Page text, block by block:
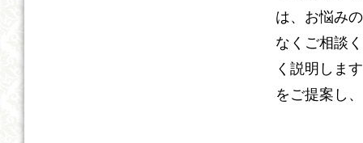
は、お悩み
なくご相談
く説明しま
をご提案し